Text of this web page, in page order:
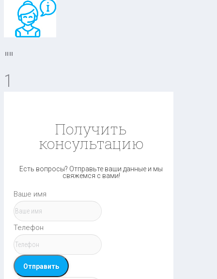
""
1
Получить
консультацию
Есть вопросы? Отправьте ваши данные и мы
свяжемся с вами!
Ваше имя
Телефон
Отправить